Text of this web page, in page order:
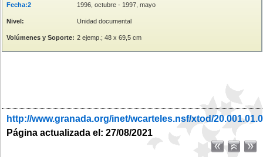
Fecha:2 1996, octubre - 1997, mayo
Nivel: Unidad documental
Volúmenes y Soporte: 2 ejemp.; 48 x 69,5 cm
http://www.granada.org/inet/wcarteles.nsf/xtod/
Página actualizada el: 27/08/2021